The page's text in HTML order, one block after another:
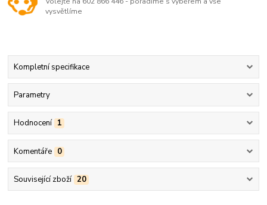
vysvětlíme
Kompletní specifikace
Parametry
Hodnocení 1
Komentáře 0
Související zboží 20